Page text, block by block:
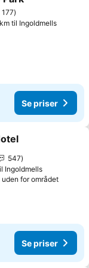
177
til Ingoldmells
Se priser
547
Ingoldmells
for området
Se priser